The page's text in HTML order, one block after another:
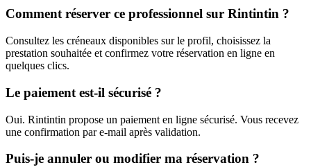
Comment réserver ce professionnel sur Rintintin ?
Consultez les créneaux disponibles sur le profil, choisissez la
prestation souhaitée et confirmez votre réservation en ligne en
quelques clics.
Le paiement est-il sécurisé ?
Oui. Rintintin propose un paiement en ligne sécurisé. Vous recevez
une confirmation par e-mail après validation.
Puis-je annuler ou modifier ma réservation ?